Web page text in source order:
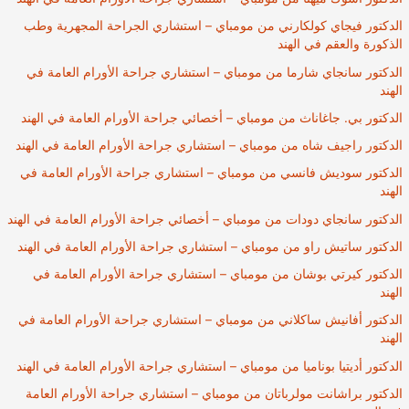
الدكتور فيجاي كولكارني من مومباي – استشاري الجراحة المجهرية وطب
الذكورة والعقم في الهند
الدكتور سانجاي شارما من مومباي – استشاري جراحة الأورام العامة في
الهند
الدكتور بي. جاغاناث من مومباي – أخصائي جراحة الأورام العامة في الهند
الدكتور راجيف شاه من مومباي – استشاري جراحة الأورام العامة في الهند
الدكتور سوديش فانسي من مومباي – استشاري جراحة الأورام العامة في
الهند
الدكتور سانجاي دودات من مومباي – أخصائي جراحة الأورام العامة في الهند
الدكتور ساتيش راو من مومباي – استشاري جراحة الأورام العامة في الهند
الدكتور كيرتي بوشان من مومباي – استشاري جراحة الأورام العامة في
الهند
الدكتور أفانيش ساكلاني من مومباي – استشاري جراحة الأورام العامة في
الهند
الدكتور أديتيا بوناميا من مومباي – استشاري جراحة الأورام العامة في الهند
الدكتور براشانت مولرباتان من مومباي – استشاري جراحة الأورام العامة
الهند